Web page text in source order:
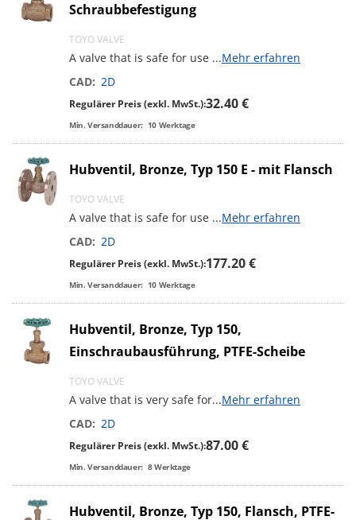
Schraubbefestigung
TOYO VALVE
A valve that is safe for use ...Mehr erfahren
CAD: 2D
Regulärer Preis (exkl. MwSt.):32.40 €
Min. Versanddauer: 10 Werktage
Hubventil, Bronze, Typ 150 E - mit Flansch
TOYO VALVE
A valve that is safe for use ...Mehr erfahren
CAD: 2D
Regulärer Preis (exkl. MwSt.):177.20 €
Min. Versanddauer: 10 Werktage
Hubventil, Bronze, Typ 150,
Einschraubausführung, PTFE-Scheibe
TOYO VALVE
A valve that is very safe for...Mehr erfahren
CAD: 2D
Regulärer Preis (exkl. MwSt.):87.00 €
Min. Versanddauer: 8Werktage
Hubventil, Bronze, Typ 150, Flansch, PTFE-